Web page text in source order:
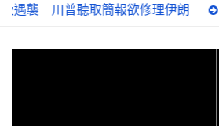
聽取簡報欲修理伊朗 BTS拒參